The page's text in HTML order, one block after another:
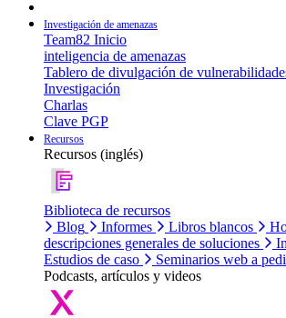
Investigación de amenazas
Team82 Inicio
inteligencia de amenazas
Tablero de divulgación de
Investigación
Charlas
Clave PGP
Recursos
Recursos (inglés)
Biblioteca de recursos
Blog
Informes Libros blancos
descripciones generales de soluciones
Estudios de caso
Seminarios web a
Podcasts, artículos y videos